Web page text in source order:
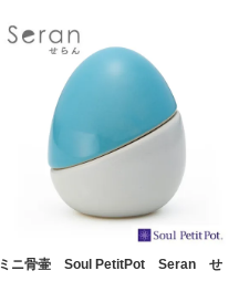
ミニ骨壷 Soul PetitPot Seran せ